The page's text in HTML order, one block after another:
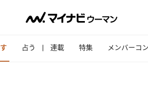
占う 連載 特集 メンバーコ